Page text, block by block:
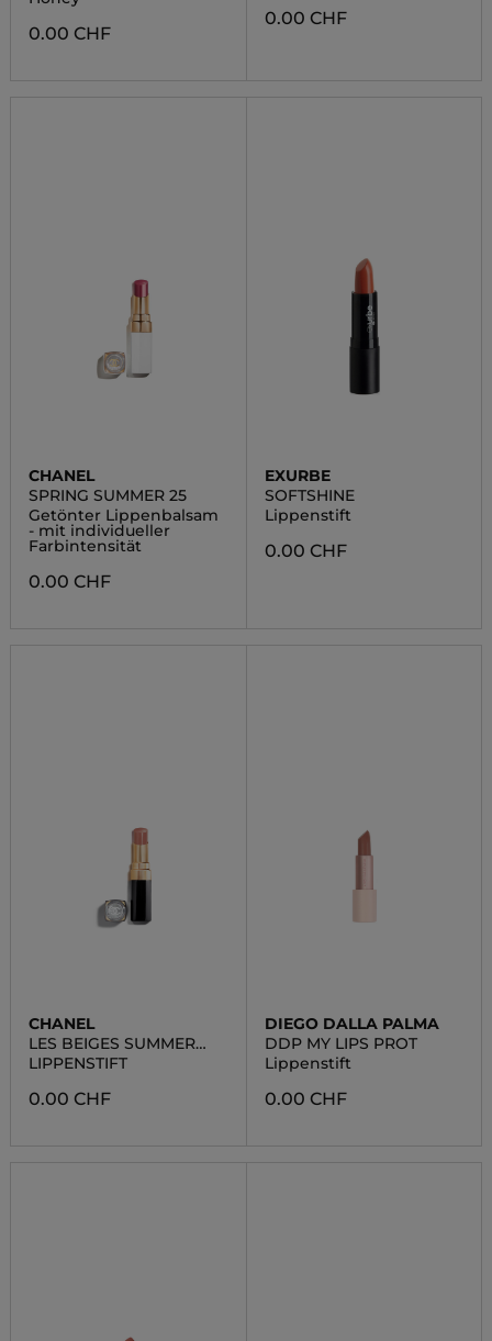
0.00 CHF
0.00 CHF
CHANEL
SPRING SUMMER 25
Getönter Lippenbalsam
- mit individueller
Farbintensität
0.00 CHF
EXURBE
SOFTSHINE
Lippenstift
0.00 CHF
CHANEL
LES BEIGES SUMMER
VOYAGE
LIPPENSTIFT
0.00 CHF
DIEGO DALLA PALMA
DDP MY LIPS PROT
Lippenstift
0.00 CHF